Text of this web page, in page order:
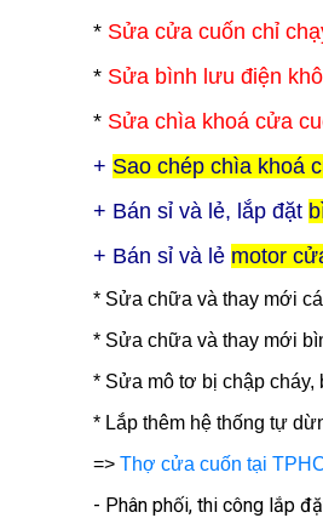
* Sửa cửa cuốn chỉ
* Sửa bình lưu điện
* Sửa chìa khoá cửa
+ Sao chép chìa khoá
+ Bán sỉ và lẻ, lắp đặt
+ Bán sỉ và lẻ motor
* Sửa chữa và thay mới
* Sửa chữa và thay mới
* Sửa mô tơ bị chập cháy,
* Lắp thêm hệ thống tự
=> Thợ cửa cuốn tại
- Phân phối, thi công lắp